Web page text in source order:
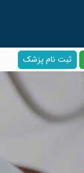
ثبت نام پزشک